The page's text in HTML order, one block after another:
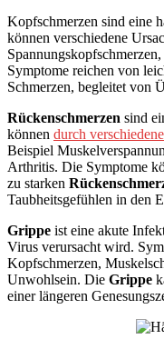
Kopfschmerzen sind eine
können verschiedene
Symptome reichen von
Schmerzen, begleitet von
Rückenschmerzen sind
können durch
Beispiel
Arthritis. Die Symptome
zu starken
Taubheitsgefühlen in den
Grippe ist eine akute
Virus verursacht wird.
Kopfschmerzen,
Unwohlsein. Die Grippe
einer längeren